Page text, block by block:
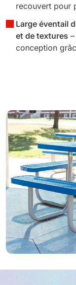
recouvert pour
Large éventail
et de textures
conception